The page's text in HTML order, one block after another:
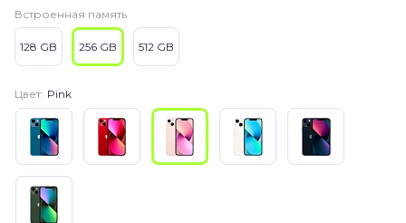
Встроенная память
128 GB 256 GB 512 GB
Цвет: Pink